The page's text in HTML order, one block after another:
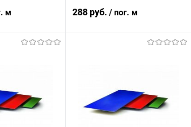
м
Под заказ
288 руб. / пог. м
В избранное Под заказ